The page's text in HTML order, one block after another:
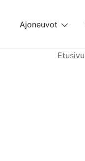
content
Ajoneuvot
Etusivu